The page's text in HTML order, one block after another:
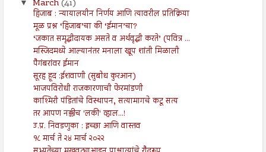
▼ March(41)
हिजाब : न्यायालयीन निर्णय आणि त्यावरील प्रतिक्रिया
मूळ प्रश्न ‘हिजाब’चा की ‘ईमान’चा?
‘जकात समृद्धीदायक असते व अर्थवृद्धी करते’ (पवित्र ...
मस्जिदमध्ये आल्यानंतर मनाला खूप शांती मिळाली
पैगंबरांवर ईमान
सूरह हूद :ईशवाणी (सुबोध कुरआन)
भाजपविरोधी राजकारणाची फेरमांडणी
काश्मिरी पंडितांचे विस्थापन, सत्यामागचे कटू सत्य
तर आपण नक्कीच 'लकी' व्हाल...!
उ.प्र. निवडणुका : इच्छा आणि वास्तव
१८ मार्च ते २४ मार्च २०२२